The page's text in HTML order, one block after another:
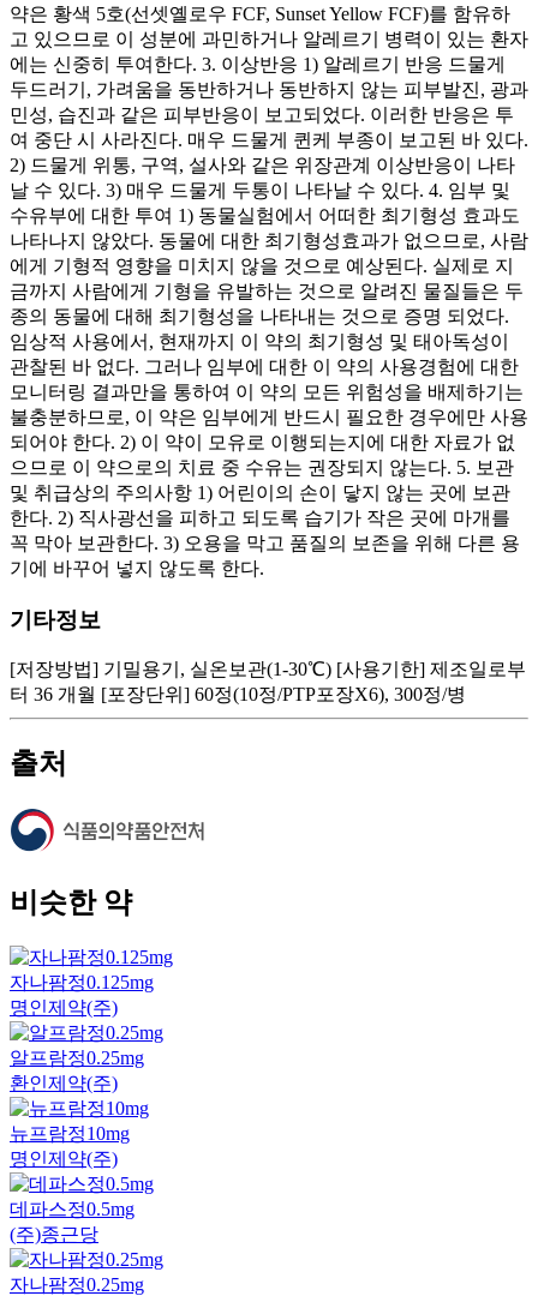
약은 황색 5호(선셋옐로우 FCF, Sunset Yellow FCF)를 함유하
고 있으므로 이 성분에 과민하거나 알레르기 병력이 있는 환자
에는 신중히 투여한다. 3. 이상반응 1) 알레르기 반응 드물게
두드러기, 가려움을 동반하거나 동반하지 않는 피부발진, 광과
민성, 습진과 같은 피부반응이 보고되었다. 이러한 반응은 투
여 중단 시 사라진다. 매우 드물게 퀸케 부종이 보고된 바 있다.
2) 드물게 위통, 구역, 설사와 같은 위장관계 이상반응이 나타
날 수 있다. 3) 매우 드물게 두통이 나타날 수 있다. 4. 임부 및
수유부에 대한 투여 1) 동물실험에서 어떠한 최기형성 효과도
나타나지 않았다. 동물에 대한 최기형성효과가 없으므로, 사람
에게 기형적 영향을 미치지 않을 것으로 예상된다. 실제로 지
금까지 사람에게 기형을 유발하는 것으로 알려진 물질들은 두
종의 동물에 대해 최기형성을 나타내는 것으로 증명 되었다.
임상적 사용에서, 현재까지 이 약의 최기형성 및 태아독성이
관찰된 바 없다. 그러나 임부에 대한 이 약의 사용경험에 대한
모니터링 결과만을 통하여 이 약의 모든 위험성을 배제하기는
불충분하므로, 이 약은 임부에게 반드시 필요한 경우에만 사용
되어야 한다. 2) 이 약이 모유로 이행되는지에 대한 자료가 없
으므로 이 약으로의 치료 중 수유는 권장되지 않는다. 5. 보관
및 취급상의 주의사항 1) 어린이의 손이 닿지 않는 곳에 보관
한다. 2) 직사광선을 피하고 되도록 습기가 작은 곳에 마개를
꼭 막아 보관한다. 3) 오용을 막고 품질의 보존을 위해 다른 용
기에 바꾸어 넣지 않도록 한다.
기타정보
[저장방법] 기밀용기, 실온보관(1-30℃) [사용기한] 제조일로부
터 36 개월 [포장단위] 60정(10정/PTP포장X6), 300정/병
출처
비슷한 약
자나팜정0.125mg
명인제약(주)
알프람정0.25mg
환인제약(주)
뉴프람정10mg
명인제약(주)
데파스정0.5mg
(주)종근당
자나팜정0.25mg